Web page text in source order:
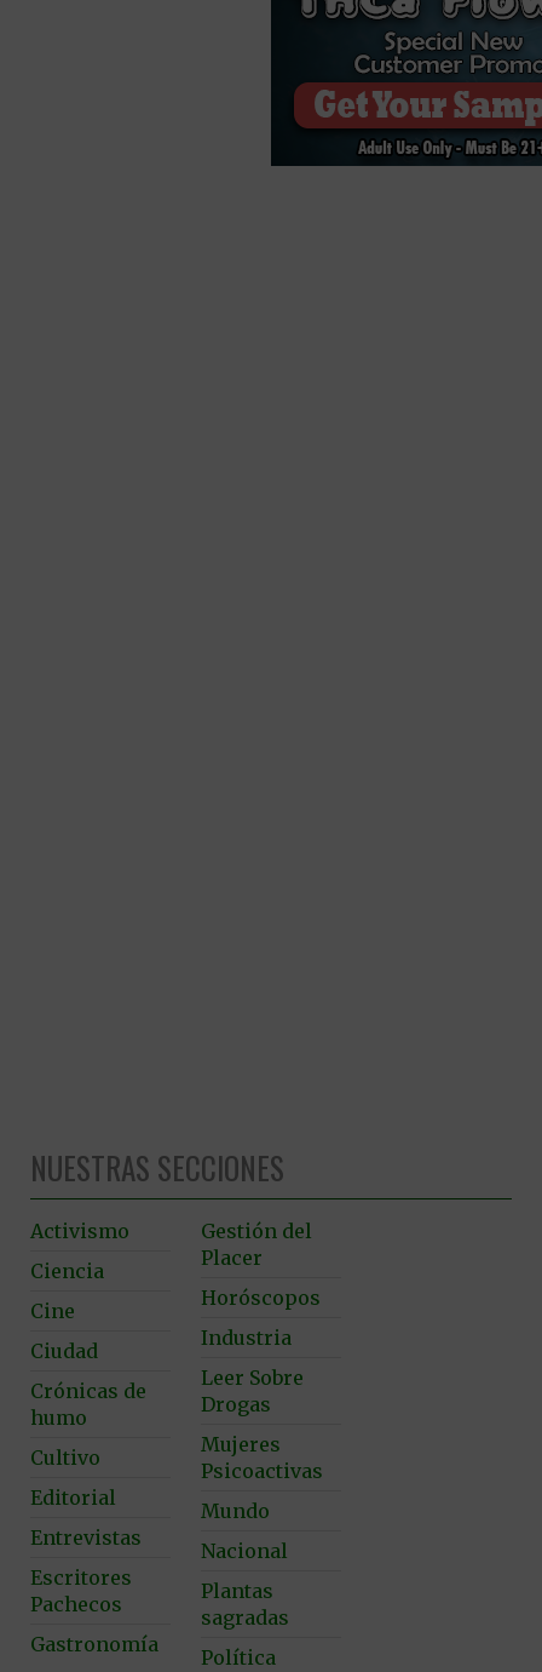
NUESTRAS SECCIONES
Activismo
Ciencia
Cine
Ciudad
Crónicas de
humo
Cultivo
Editorial
Entrevistas
Escritores
Pachecos
Gastronomía
Gestión del
Placer
Horóscopos
Industria
Leer Sobre
Drogas
Mujeres
Psicoactivas
Mundo
Nacional
Plantas
sagradas
Política